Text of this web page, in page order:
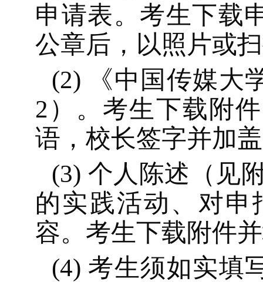
申请表。考生下载
公章后 ，以照片或
(2)
《中国传媒
2 ）。考生下载 附
语，校长签字并加
(3) 个人陈述（见
的实践活动、对
容。考生下载附件
(4) 考生须如实填